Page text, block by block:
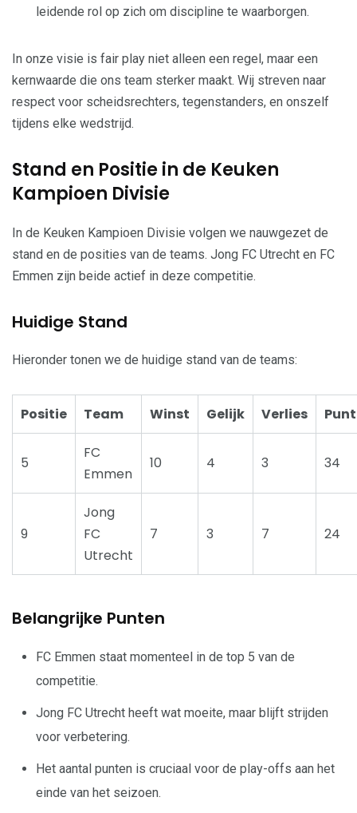
leidende rol op zich om discipline te waarborgen.
In onze visie is fair play niet alleen een regel, maar een
kernwaarde die ons team sterker maakt. Wij streven naar
respect voor scheidsrechters, tegenstanders, en onszelf
tijdens elke wedstrijd.
Stand en Positie in de Keuken
Kampioen Divisie
In de Keuken Kampioen Divisie volgen we nauwgezet de
stand en de posities van de teams. Jong FC Utrecht en FC
Emmen zijn beide actief in deze competitie.
Huidige Stand
Hieronder tonen we de huidige stand van de teams:
Positie Team Winst Gelijk Verlies
5
FC
Emmen
10 4 3 34
9
Jong
FC
Utrecht
7 3 7 24
Belangrijke Punten
FC Emmen staat momenteel in de top 5 van de
competitie.
Jong FC Utrecht heeft wat moeite, maar blijft strijden
voor verbetering.
Het aantal punten is cruciaal voor de play-offs aan het
einde van het seizoen.